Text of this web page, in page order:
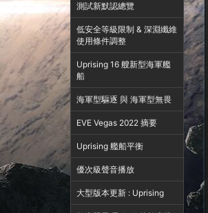
測試新默認總覽
低安全等級限制 & 深淵纖維
使用條件調整
Uprising 16 艘新型海軍艦
船
海軍型驅逐 與 海軍型無畏
EVE Vegas 2022 摘要
Uprising 艦船平衡
優次級聲音播放
大型版本更新 : Uprising